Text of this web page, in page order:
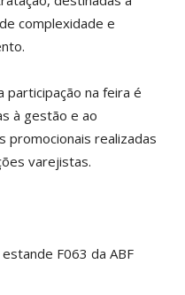
complexidade e
participação na feira é
à gestão e ao
promocionais realizadas
varejistas.
F063 da ABF